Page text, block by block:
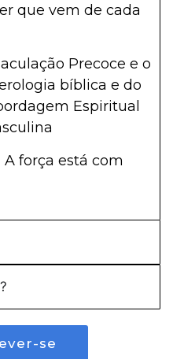
que vem de cada
Precoce e o
bíblica e do
Espiritual
A força está com
se